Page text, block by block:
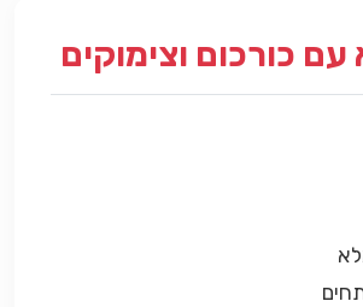
עם כורכום וצימוקים